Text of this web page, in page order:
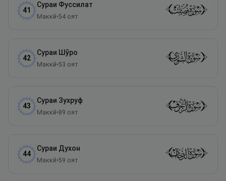
41
Сураи Фуссилат
Маккӣ•54 оят
42
Сураи Шӯро
Маккӣ•53 оят
43
Сураи Зухруф
Маккӣ•89 оят
44
Сураи Духон
Маккӣ•59 оят